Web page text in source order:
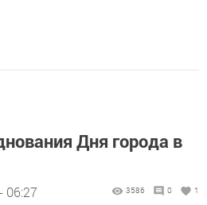
Дня города в
06:27 3586 0 1